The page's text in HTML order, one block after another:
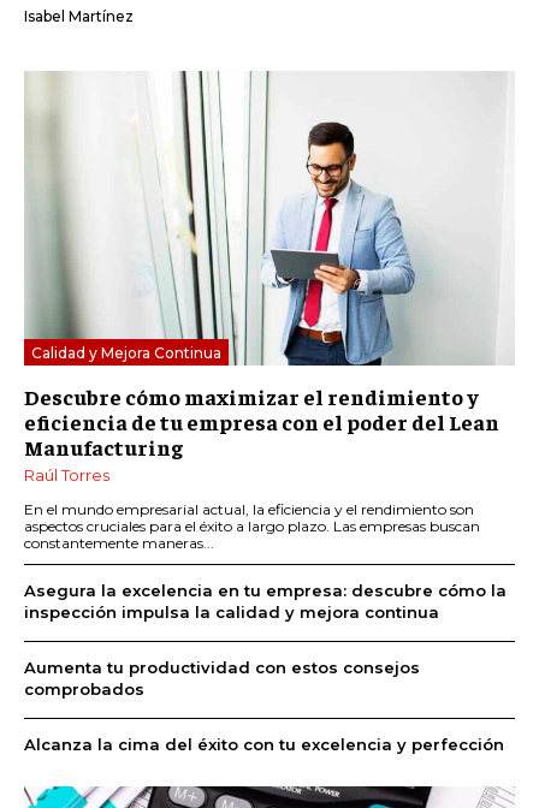
Isabel Martínez
Calidad y Mejora Continua
Descubre cómo maximizar el rendimiento y
eficiencia de tu empresa con el poder del Lean
Manufacturing
Raúl Torres
En el mundo empresarial actual, la eficiencia y el rendimiento son
aspectos cruciales para el éxito a largo plazo. Las empresas buscan
constantemente maneras...
Asegura la excelencia en tu empresa: descubre cómo la
inspección impulsa la calidad y mejora continua
Aumenta tu productividad con estos consejos
comprobados
Alcanza la cima del éxito con tu excelencia y perfección